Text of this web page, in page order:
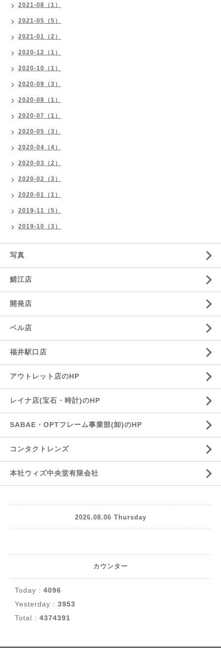
2021-08（1）
2021-05（5）
2021-01（2）
2020-12（1）
2020-10（1）
2020-09（3）
2020-08（1）
2020-07（1）
2020-05（3）
2020-04（4）
2020-03（2）
2020-02（3）
2020-01（1）
2019-11（5）
2019-10（3）
写真
鯖江店
開発店
ベル店
福井駅口店
アウトレット店のHP
レイナ店(宝石・時計)のHP
SABAE・OPTフレーム事業部(卸)のHP
コンタクトレンズ
本社ウィズ中央堂有限会社
2026.08.06 Thursday
カウンター
Today : 4096
Yesterday : 3953
Total : 4374391